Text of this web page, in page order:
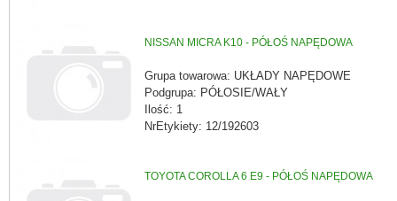
NISSAN MICRA K10 - PÓŁOŚ NAPĘDOWA
Grupa towarowa: UKŁADY NAPĘDOWE
Podgrupa: PÓŁOSIE/WAŁY
Ilość: 1
NrEtykiety: 12/192603
TOYOTA COROLLA 6 E9 - PÓŁOŚ NAPĘDOWA